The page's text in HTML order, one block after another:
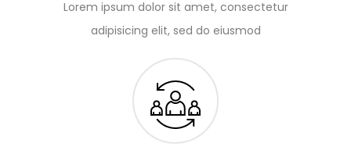
Lorem ipsum dolor sit amet, consectetur
adipisicing elit, sed do eiusmod